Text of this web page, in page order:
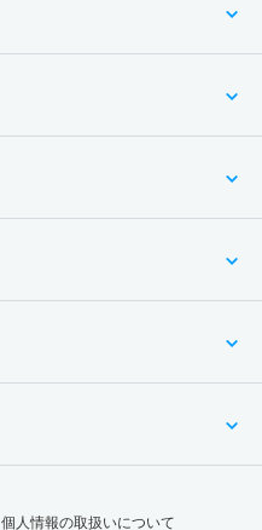
個人情報の取扱いについて